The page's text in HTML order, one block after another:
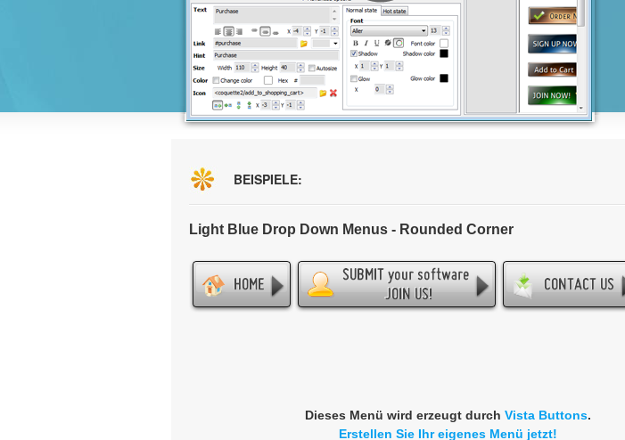
BEISPIELE:
Light Blue Drop Down Menus - Rounded Corner
Dieses Menü wird erzeugt durch Vista Buttons.
Erstellen Sie Ihr eigenes Menü jetzt!